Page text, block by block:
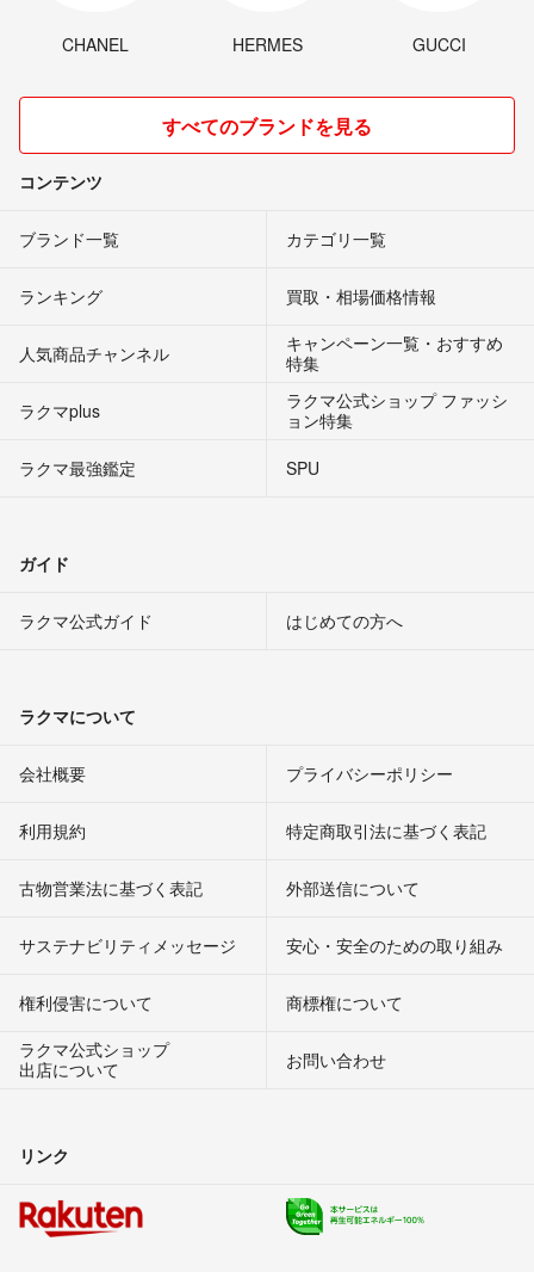
CHANEL HERMES GUCCI
すべてのブランドを見る
コンテンツ
ブランド一覧 カテゴリ一覧
ランキング 買取・相場価格情報
人気商品チャンネル
キャンペーン一覧・おすすめ
特集
ラクマplus
ラクマ公式ショップ ファッシ
ョン特集
ラクマ最強鑑定
SPU
ガイド
ラクマ公式ガイド はじめての方へ
ラクマについて
会社概要 プライバシーポリシー
利用規約 特定商取引法に基づく表記
古物営業法に基づく表記 外部送信について
サステナビリティメッセージ 安心・安全のための取り組み
権利侵害について
商標権について
ラクマ公式ショップ
出店について
お問い合わせ
リンク